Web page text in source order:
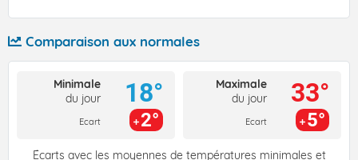
Comparaison aux normales
Minimale
du jour
Ecart
18°
2°
Maximale
du jour
Ecart
33°
5°
Écarts avec les moyennes de températures minimales et